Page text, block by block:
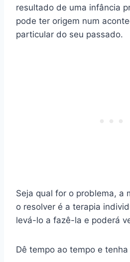
resultado de uma infância
pode ter origem num
particular do seu passado.
Seja qual for o problema, a
o resolver é a terapia
levá-lo a fazê-la e poderá
Dê tempo ao tempo e